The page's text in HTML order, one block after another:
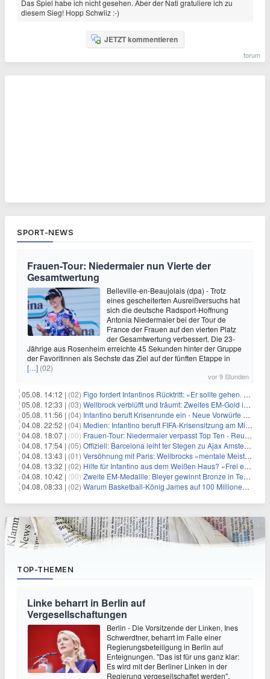
Das Spiel habe ich nicht gesehen. Aber der Nati gratuliere ich zu
diesem Sieg! Hopp Schwiiz :-)
JETZT kommentieren
forum
SPORT-NEWS
Frauen-Tour: Niedermaier nun Vierte der
Gesamtwertung
Belleville-en-Beaujolais (dpa) - Trotz
eines gescheiterten Ausreißversuchs hat
sich die deutsche Radsport-Hoffnung
Antonia Niedermaier bei der Tour de
France der Frauen auf den vierten Platz
der Gesamtwertung verbessert. Die 23-
Jährige aus Rosenheim erreichte 45 Sekunden hinter der Gruppe
der Favoritinnen als Sechste das Ziel auf der fünften Etappe in
[…] (02)
vor 9 Stunden
05.08. 14:12 | (02) Figo fordert Infantinos Rücktritt: «Er sollte gehen. Jetzt»
05.08. 12:33 | (03) Wellbrock verblüfft und träumt: Zweites EM-Gold in Paris
05.08. 11:56 | (04) Infantino beruft Krisenrunde ein - Neue Vorwürfe gegen FIFA
04.08. 22:52 | (04) Medien: Infantino beruft FIFA-Krisensitzung am Mittwoch ein
04.08. 18:07 | (00) Frauen-Tour: Niedermaier verpasst Top Ten - Reusser siegt
04.08. 17:54 | (05) Offiziell: Barcelona leiht ter Stegen zu Ajax Amsterdam aus
04.08. 13:43 | (01) Versöhnung mit Paris: Wellbrocks «mentale Meisterleistung»
04.08. 13:32 | (02) Hilfe für Infantino aus dem Weißen Haus? «Frei erfunden»
04.08. 10:42 | (00) Zweite EM-Medaille: Bleyer gewinnt Bronze in Technischer Kür
04.08. 08:33 | (02) Warum Basketball-König James auf 100 Millionen verzichtet
TOP-THEMEN
Linke beharrt in Berlin auf
Vergesellschaftungen
Berlin - Die Vorsitzende der Linken, Ines
Schwerdtner, beharrt im Falle einer
Regierungsbeteiligung in Berlin auf
Enteignungen. "Das ist für uns ganz klar:
Es wird mit der Berliner Linken in der
Regierung vergesellschaftet werden",